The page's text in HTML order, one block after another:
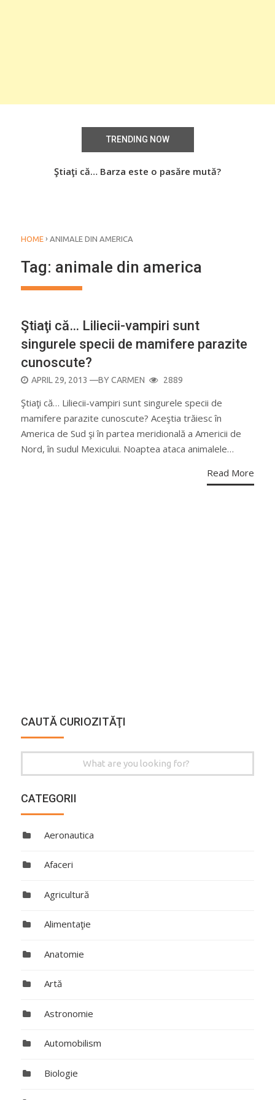
TRENDING NOW
Ştiaţi că… Barza este o pasăre mută?
HOME › ANIMALE DIN AMERICA
Tag: animale din america
Ştiaţi că… Liliecii-vampiri sunt
singurele specii de mamifere parazite
cunoscute?
POSTED
APRIL 29, 2013 —BYCARMEN 2889
Ştiaţi că… Liliecii-vampiri sunt singurele specii de
mamifere parazite cunoscute? Aceştia trăiesc în
America de Sud şi în partea meridională a Americii de
Nord, în sudul Mexicului. Noaptea ataca animalele…
Read More
CAUTĂ CURIOZITĂŢI
for:
CATEGORII
Aeronautica
Afaceri
Agricultură
Alimentaţie
Anatomie
Artă
Astronomie
Automobilism
Biologie